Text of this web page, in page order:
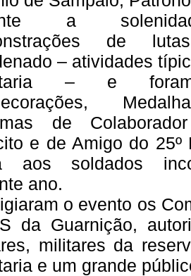
a
de
– atividades
– e foram
de
e de Amigo do
aos soldados
ano.
o evento os
da Guarnição,
militares da
e um grande